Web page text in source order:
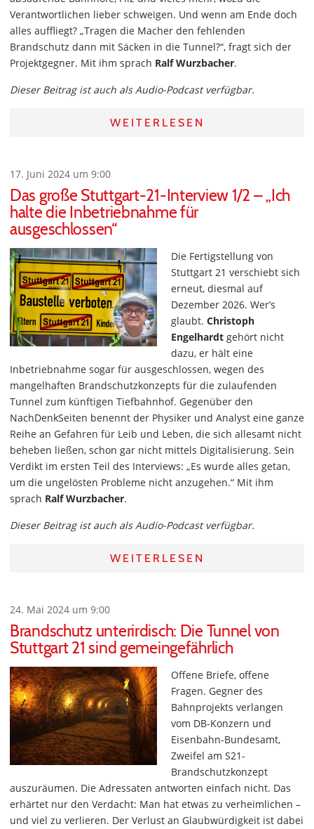
Verantwortlichen lieber schweigen. Und wenn am Ende doch
alles auffliegt? „Tragen die Macher den fehlenden
Brandschutz dann mit Säcken in die Tunnel?“, fragt sich der
Projektgegner. Mit ihm sprach Ralf Wurzbacher.
Dieser Beitrag ist auch als Audio-Podcast verfügbar.
WEITERLESEN
17. Juni 2024 um 9:00
Das große Stuttgart-21-Interview 1/2 – „Ich
halte die Inbetriebnahme für
ausgeschlossen“
Die Fertigstellung von
Stuttgart 21 verschiebt sich
erneut, diesmal auf
Dezember 2026. Wer’s
glaubt. Christoph
Engelhardt gehört nicht
dazu, er hält eine
Inbetriebnahme sogar für ausgeschlossen, wegen des
mangelhaften Brandschutzkonzepts für die zulaufenden
Tunnel zum künftigen Tiefbahnhof. Gegenüber den
NachDenkSeiten benennt der Physiker und Analyst eine ganze
Reihe an Gefahren für Leib und Leben, die sich allesamt nicht
beheben ließen, schon gar nicht mittels Digitalisierung. Sein
Verdikt im ersten Teil des Interviews: „Es wurde alles getan,
um die ungelösten Probleme nicht anzugehen.“ Mit ihm
sprach Ralf Wurzbacher.
Dieser Beitrag ist auch als Audio-Podcast verfügbar.
WEITERLESEN
24. Mai 2024 um 9:00
Brandschutz unterirdisch: Die Tunnel von
Stuttgart 21 sind gemeingefährlich
Offene Briefe, offene
Fragen. Gegner des
Bahnprojekts verlangen
vom DB-Konzern und
Eisenbahn-Bundesamt,
Zweifel am S21-
Brandschutzkonzept
auszuräumen. Die Adressaten antworten einfach nicht. Das
erhärtet nur den Verdacht: Man hat etwas zu verheimlichen –
und viel zu verlieren. Der Verlust an Glaubwürdigkeit ist dabei